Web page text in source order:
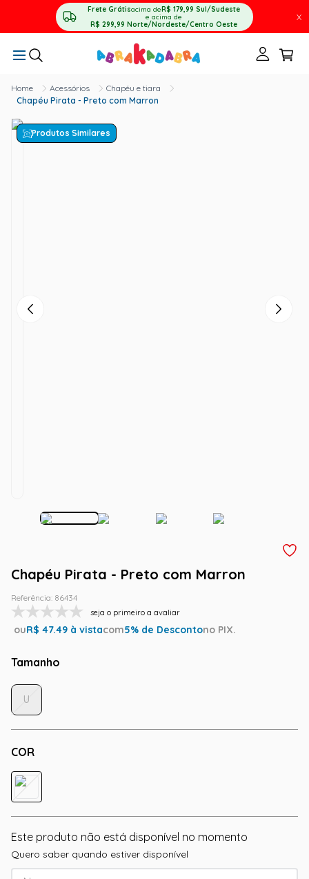
Frete Grátisacima deR$ 179,99 Sul/Sudeste
e acima de
R$ 299,99 Norte/Nordeste/Centro Oeste
X
Acessórios
Chapéu e tiara
Chapéu Pirata - Preto com Marron
Produtos Similares
Chapéu Pirata - Preto com Marron
Referência: 86434
seja o primeiro a avaliar
ouR$ 47.49 à vistacom5% de Descontono PIX.
Tamanho
COR
U
Este produto não está disponível no momento
Quero saber quando estiver disponível